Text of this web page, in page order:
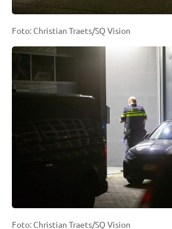
Foto: Christian Traets/SQ Vision
Foto: Christian Traets/SQ Vision